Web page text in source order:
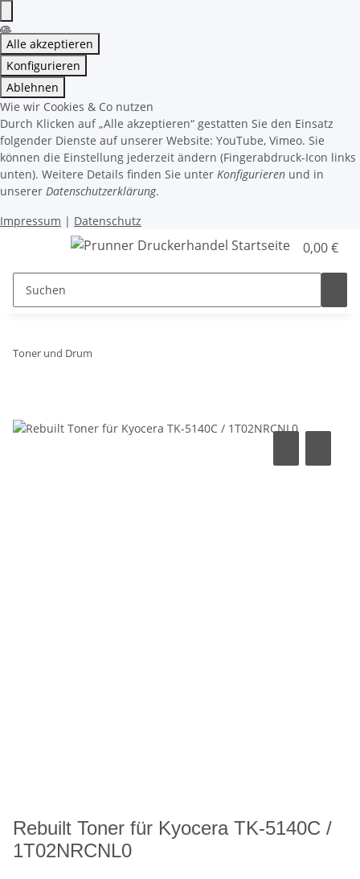
Alle akzeptieren
Konfigurieren
Ablehnen
Wie wir Cookies & Co nutzen
Durch Klicken auf „Alle akzeptieren“ gestatten Sie den Einsatz
folgender Dienste auf unserer Website: YouTube, Vimeo. Sie
können die Einstellung jederzeit ändern (Fingerabdruck-Icon links
unten). Weitere Details finden Sie unter Konfigurieren und in
unserer Datenschutzerklärung.
Impressum | Datenschutz
0,00 €
Toner und Drum
Rebuilt Toner für Kyocera TK-5140C /
1T02NRCNL0